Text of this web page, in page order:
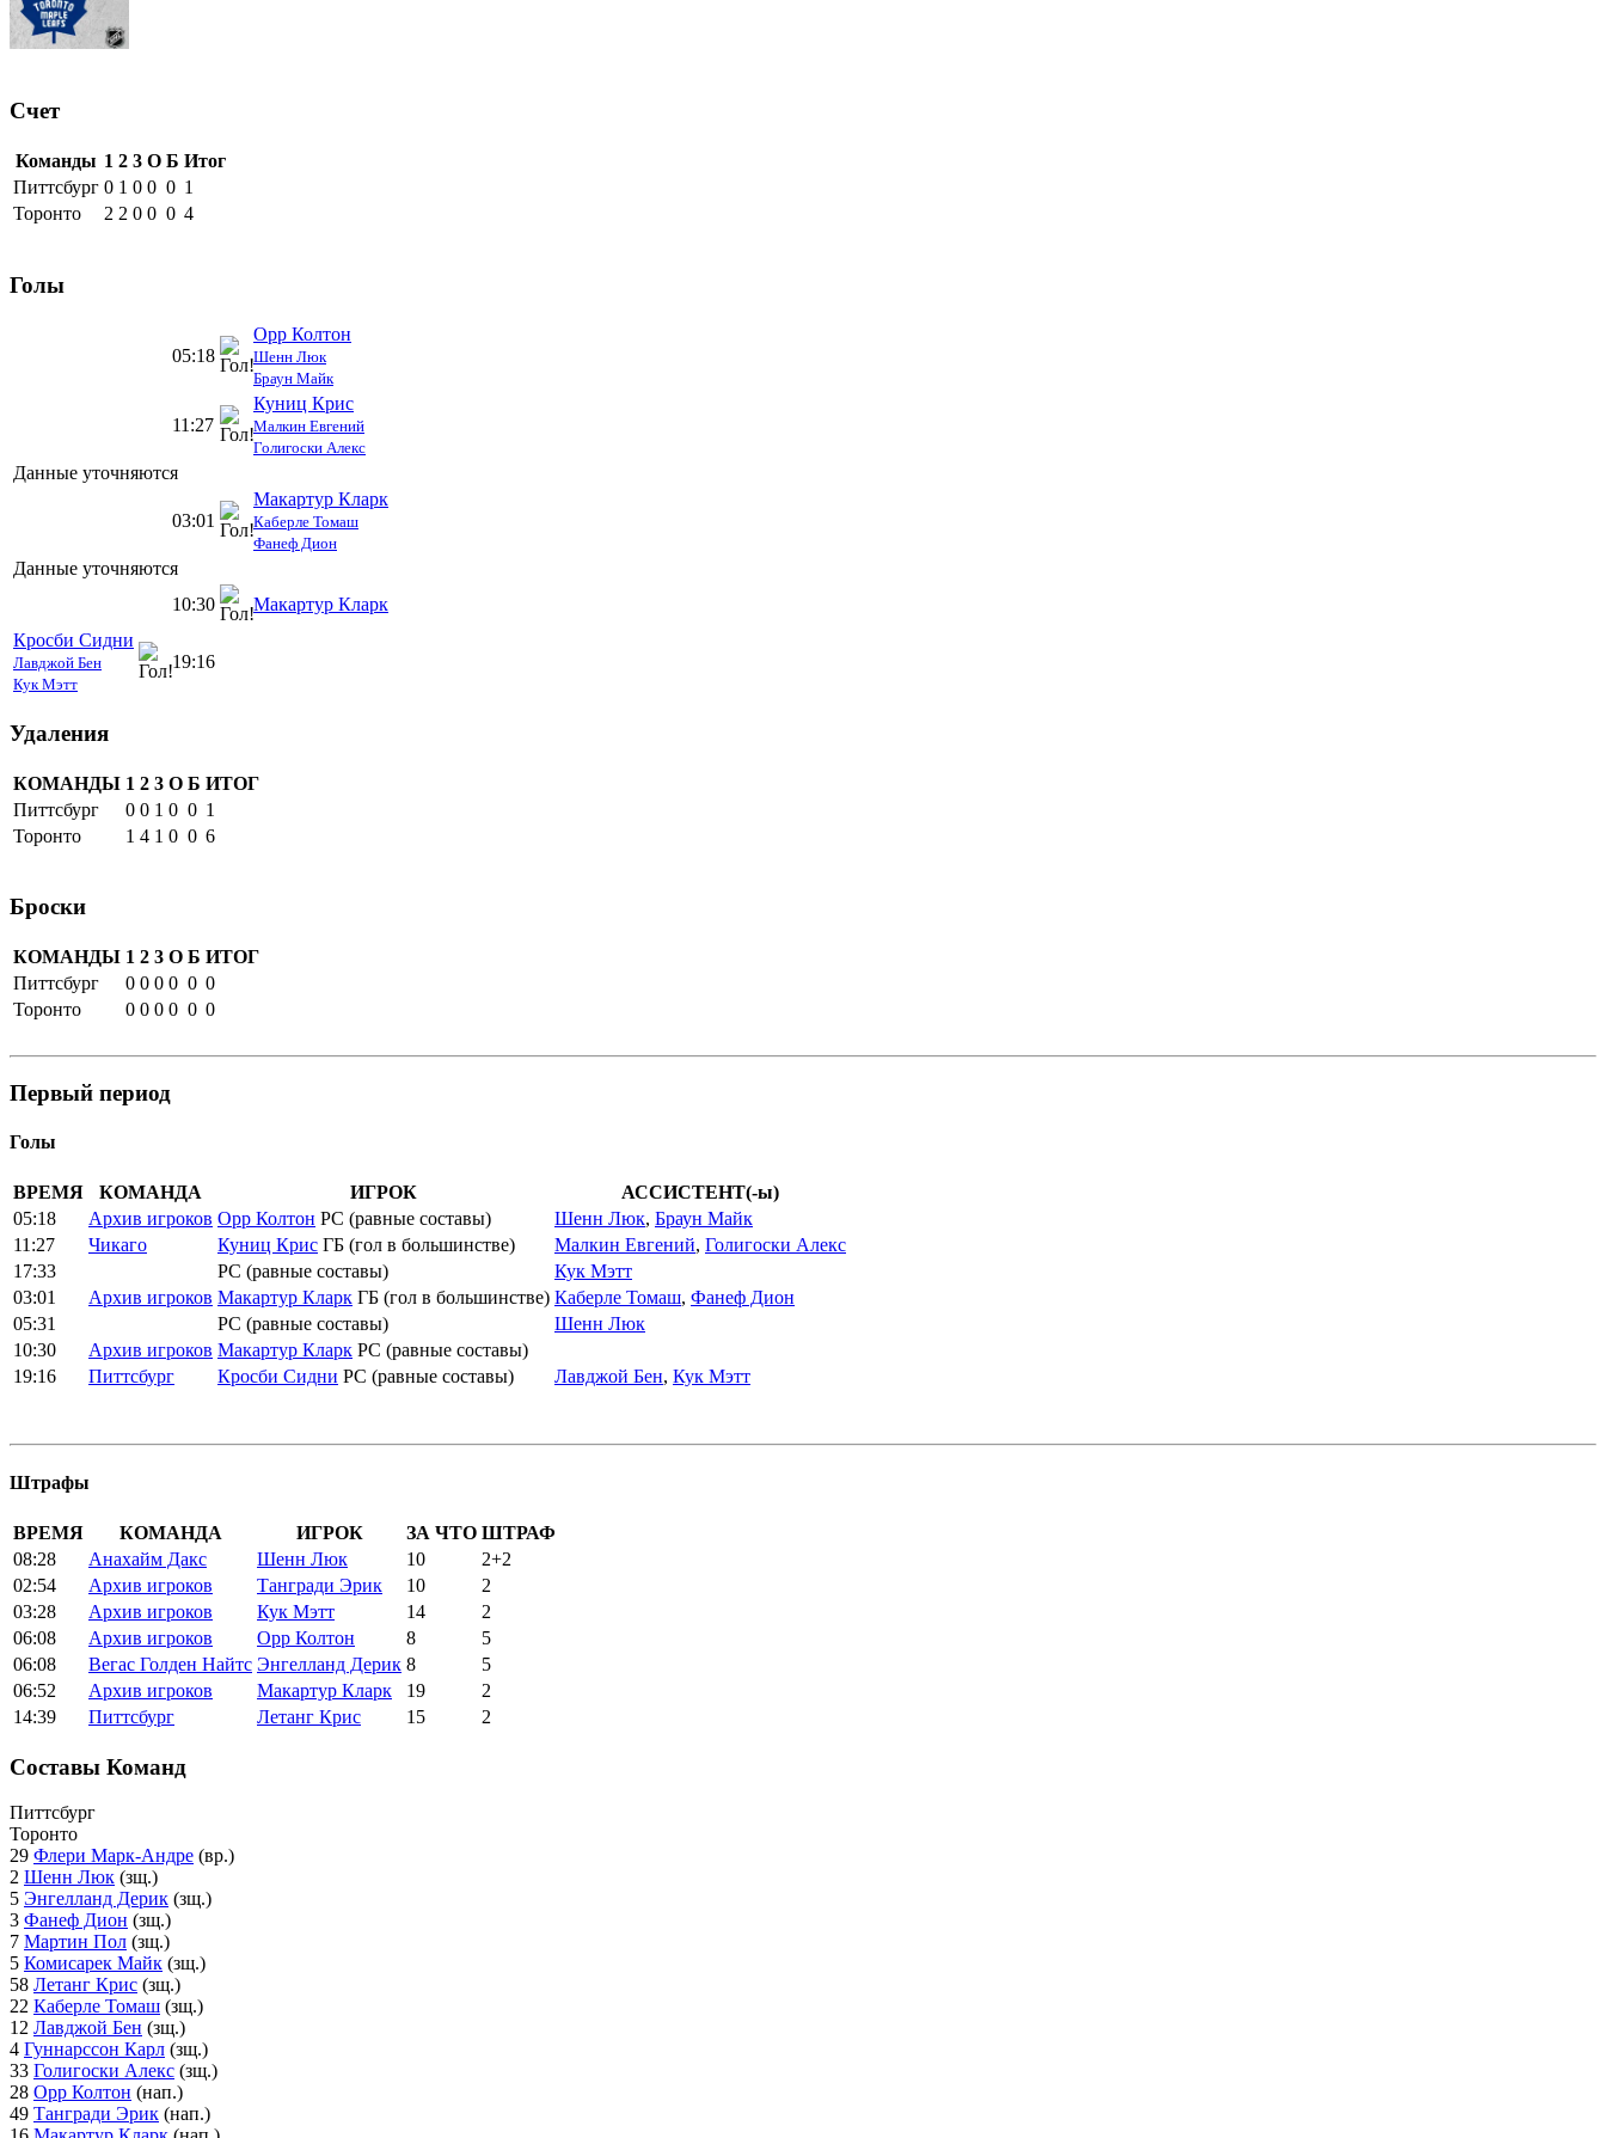
Счет
Команды 1 2 3 О Б Итог
Питтсбург 0 1 0 0 0 1
Торонто
2 2 0 0 0 4
Голы
05:18
Орр Колтон
Шенн Люк
Браун Майк
11:27
Куниц Крис
Малкин Евгений
Голигоски Алекс
Данные уточняются
03:01
Макартур Кларк
Каберле Томаш
Фанеф Дион
Данные уточняются
10:30
Макартур Кларк
Кросби Сидни
Лавджой Бен
Кук Мэтт
19:16
Удаления
КОМАНДЫ 1 2 3 О Б ИТОГ
Питтсбург
0 0 1 0 0 1
Торонто
1 4 1 0 0 6
Броски
КОМАНДЫ 1 2 3 О Б ИТОГ
Питтсбург
0 0 0 0 0 0
Торонто
0 0 0 0 0 0
Первый период
Голы
ВРЕМЯ КОМАНДА ИГРОК
АССИСТЕНТ(-ы)
05:18
Архив игроков Орр Колтон РС (равные составы) Шенн Люк, Браун Майк
11:27
Чикаго Куниц Крис ГБ (гол в большинстве) Малкин Евгений, Голигоски Алекс
17:33
РС (равные составы)
Кук Мэтт
03:01
Архив игроков Макартур Кларк ГБ (гол в большинстве) Каберле Томаш, Фанеф Дион
05:31
РС (равные составы)
Шенн Люк
10:30
Архив игроков Макартур Кларк РС (равные составы)
19:16
Питтсбург Кросби Сидни РС (равные составы) Лавджой Бен, Кук Мэтт
Штрафы
ВРЕМЯ КОМАНДА ИГРОК ЗА ЧТО ШТРАФ
08:28
Анахайм Дакс Шенн Люк 10
2+2
02:54
Архив игроков Тангради Эрик 10
2
03:28
Архив игроков Кук Мэтт 14
2
06:08
Архив игроков Орр Колтон 8
5
06:08
Вегас Голден Найтс Энгелланд Дерик 8
5
06:52
Архив игроков Макартур Кларк 19
2
14:39
Питтсбург Летанг Крис 15 2
Составы Команд
Питтсбург
Торонто
29 Флери Марк-Андре (вр.)
2 Шенн Люк (зщ.)
5 Энгелланд Дерик (зщ.)
3 Фанеф Дион (зщ.)
7 Мартин Пол (зщ.)
5 Комисарек Майк (зщ.)
58 Летанг Крис (зщ.)
22 Каберле Томаш (зщ.)
12 Лавджой Бен (зщ.)
4 Гуннарссон Карл (зщ.)
33 Голигоски Алекс (зщ.)
28 Орр Колтон (нап.)
49 Тангради Эрик (нап.)